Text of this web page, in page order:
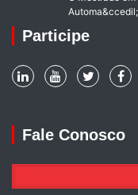
Participe
Fale Conosco